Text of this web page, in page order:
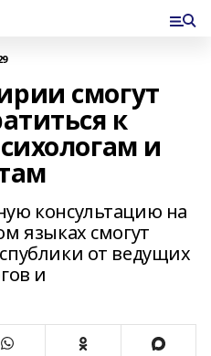
смогут
к
и
консультацию на
языках смогут
от ведущих
и